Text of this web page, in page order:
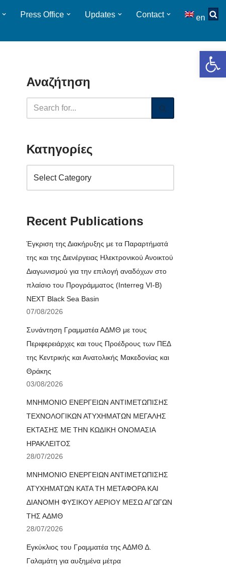
Press Οffice Updates Contact en
Αναζήτηση
Κατηγορίες
Recent Publications
Έγκριση της Διακήρυξης με τα Παραρτήματά
της και της Διενέργειας Ηλεκτρονικού Ανοικτού
Διαγωνισμού για την επιλογή αναδόχων στο
πλαίσιο του Προγράμματος (Interreg VI-B)
NEXT Black Sea Basin
07/08/2026
Συνάντηση Γραμματέα ΑΔΜΘ με τους
Περιφερειάρχες και τους Προέδρους των ΠΕΔ
της Κεντρικής και Ανατολικής Μακεδονίας και
Θράκης
03/08/2026
ΜΝΗΜΟΝΙΟ ΕΝΕΡΓΕΙΩΝ ΑΝΤΙΜΕΤΩΠΙΣΗΣ
ΤΕΧΝΟΛΟΓΙΚΩΝ ΑΤΥΧΗΜΑΤΩΝ ΜΕΓΑΛΗΣ
ΕΚΤΑΣΗΣ ΜΕ ΤΗΝ ΚΩΔΙΚΗ ΟΝΟΜΑΣΙΑ
ΗΡΑΚΛΕΙΤΟΣ
28/07/2026
ΜΝΗΜΟΝΙΟ ΕΝΕΡΓΕΙΩΝ ΑΝΤΙΜΕΤΩΠΙΣΗΣ
ΑΤΥΧΗΜΑΤΩΝ ΚΑΤΑ ΤΗ ΜΕΤΑΦΟΡΑ ΚΑΙ
ΔΙΑΝΟΜΗ ΦΥΣΙΚΟΥ ΑΕΡΙΟΥ ΜΕΣΩ ΑΓΩΓΩΝ
ΤΗΣ ΑΔΜΘ
28/07/2026
Εγκύκλιος του Γραμματέα της ΑΔΜΘ Δ.
Γαλαμάτη για αυξημένα μέτρα